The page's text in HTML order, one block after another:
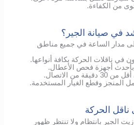
من الكفاءة.
في صيانة الجير؟
مدار الساعة في جميع مناطق
ناقلات الحركة بكافة أنواعها.
أجهزة فحص الأعطال.
من الاتصال.
المنجز وقطع الغيار المستخدمة.
الحركة
الجير بانتظام ولا تنتظر ظهور